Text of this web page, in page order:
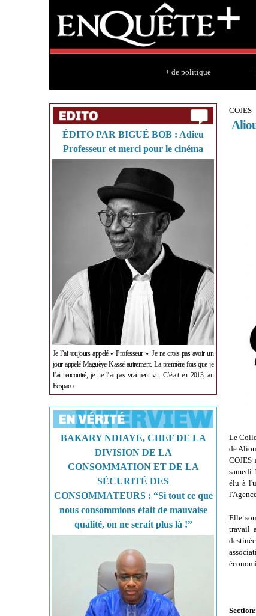
+ de politique
ÉDITO PAR BIGUÉ BOB : Adieu
Professeur et merci pour le cinéma
Je l’ai toujours appelé « Professeur ». Je ne crois pas avoir un
jour appelé Maguèye Kassé autrement. La première fois que je
l’ai rencontré, je ne l’ai pas vraiment vu. C’était en 2013, au
Fespaco.
BAKARY NDIAYE, CHEF DE LA
DIVISION DE LA
CONSOMMATION ET DE LA
SÉCURITÉ DES
CONSOMMATEURS : “Si tout ce que
nous consommions était de mauvaise
qualité, on ne serait plus là !”
COJES
Le
de
COJES
samedi
élu à
Elle
travail
Section: